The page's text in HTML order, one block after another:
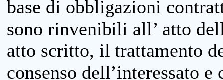
base di obbligazioni
sono rinvenibili all’ atto
atto scritto, il trattamento
consenso dell’interessato